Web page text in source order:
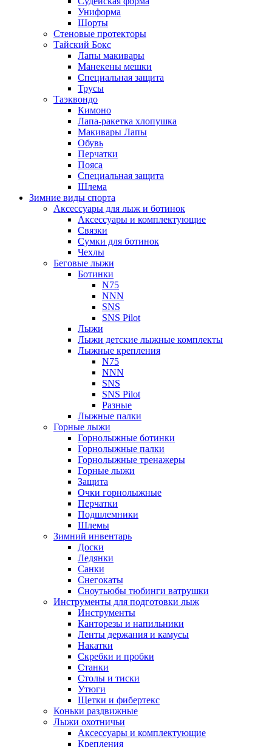
Униформа
Шорты
Стеновые протекторы
Тайский Бокс
Лапы макивары
Манекены мешки
Специальная защита
Трусы
Таэквондо
Кимоно
Лапа-ракетка хлопушка
Макивары Лапы
Обувь
Перчатки
Пояса
Специальная защита
Шлема
Зимние виды спорта
Аксессуары для лыж и ботинок
Аксессуары и комплектующие
Связки
Сумки для ботинок
Чехлы
Беговые лыжи
Ботинки
N75
NNN
SNS
SNS Pilot
Лыжи
Лыжи детские лыжные комплекты
Лыжные крепления
N75
NNN
SNS
SNS Pilot
Разные
Лыжные палки
Горные лыжи
Горнoлыжные ботинки
Горнолыжные палки
Горнолыжные тренажеры
Горные лыжи
Защита
Очки горнолыжные
Перчатки
Подшлемники
Шлемы
Зимний инвентарь
Доски
Ледянки
Санки
Снегокаты
Сноутьюбы тюбинги ватрушки
Инструменты для подготовки лыж
Инструменты
Канторезы и напильники
Ленты держания и камусы
Накатки
Скребки и пробки
Станки
Столы и тиски
Утюги
Щетки и фибертекс
Коньки раздвижные
Лыжи охотничьи
Аксессуары и комплектующие
Крепления